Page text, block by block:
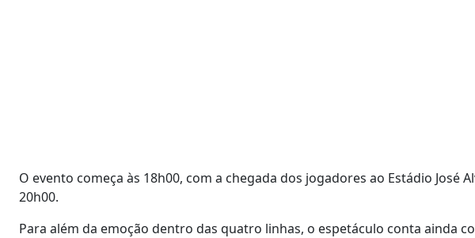
O evento começa às 18h00, com a chegada dos jogadores ao Estádio José
20h00.
Para além da emoção dentro das quatro linhas, o espetáculo conta ainda